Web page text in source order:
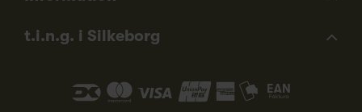
t.i.n.g. i Silkeborg